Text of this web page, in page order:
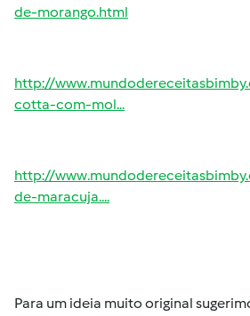
de-morango.html
http://
cotta-com-mol...
http://
de-maracuja....
Para um ideia muito original